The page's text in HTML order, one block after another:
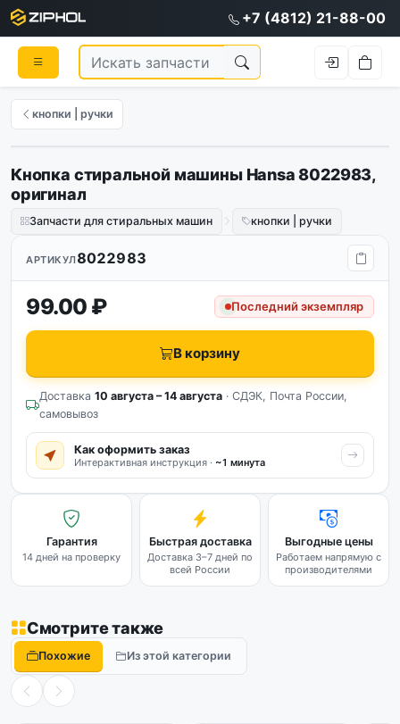
+7 (4812) 21-88-00
кнопки | ручки
Кнопка стиральной машины Hansa 8022983,
оригинал
Запчасти для стиральных машин кнопки | ручки
АРТИКУЛ8022983
99.00 ₽ Последний экземпляр
В корзину
Доставка 10 августа – 14 августа · СДЭК, Почта России,
самовывоз
Как оформить заказ
Интерактивная инструкция · ~1 минута
Гарантия
14 дней на проверку
Быстрая доставка
Доставка 3–7 дней по
всей России
Выгодные цены
Работаем напрямую с
производителями
Смотрите также
Похожие Из этой категории